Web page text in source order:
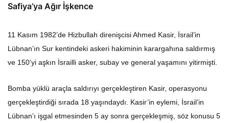
Safiya’ya Ağır İşkence
11 Kasım 1982’de Hizbullah direnişcisi Ahmed Kasir, İsrail’in
Lübnan’ın Sur kentindeki askeri hakiminin karargahına saldırmış
ve 150’yi aşkın İsrailli asker, subay ve general yaşamını yitirmişti.
Bomba yüklü araçla saldırıyı gerçekleştiren Kasir, operasyonu
gerçekleştirdiği sırada 18 yaşındaydı. Kasir’in eylemi, İsrail’in
Lübnan’ı işgal etmesinden 5 ay sonra gerçekleşmiş, söz konusu 5